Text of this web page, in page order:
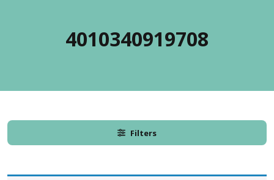
4010340919708
Filters